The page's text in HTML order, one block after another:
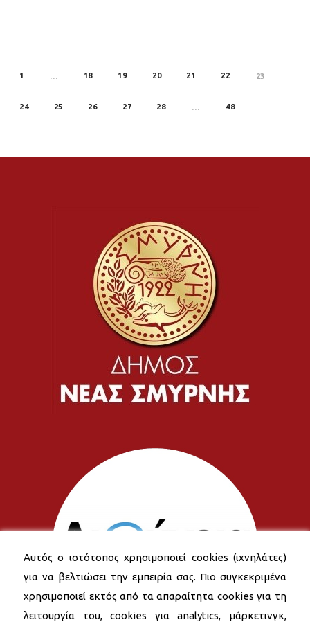
1 … 18 19 20 21 22 23
24 25 26 27 28 … 48
Αυτός ο ιστότοπος χρησιμοποιεί cookies (ιχνηλάτες)
για να βελτιώσει την εμπειρία σας. Πιο συγκεκριμένα
χρησιμοποιεί εκτός από τα απαραίτητα cookies για τη
λειτουργία του, cookies για analytics, μάρκετινγκ,